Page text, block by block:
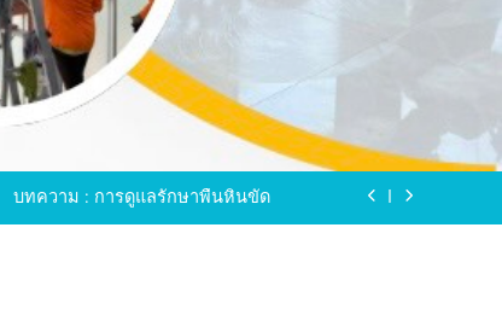
ขัดพื้นหินขัด อบต.แหลมบัวนครปฐม
อ่อน โทร.0616596065 ไลน์ WCS1
บทความ : การดูแลรักษาพื้นหินขัด